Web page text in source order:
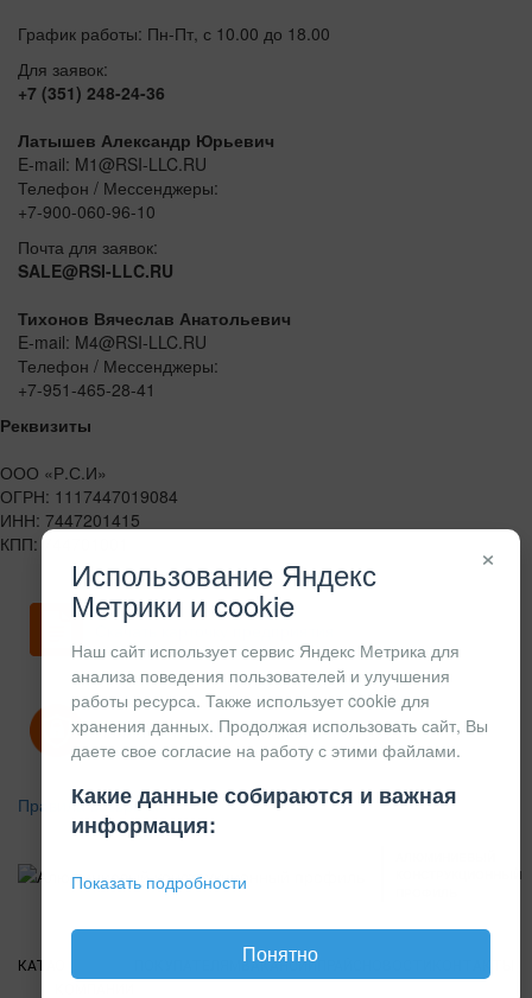
График работы: Пн-Пт, с 10.00 до 18.00
Для заявок:
+7 (351) 248-24-36
Латышев Александр Юрьевич
E-mail: M1@RSI-LLC.RU
Телефон / Мессенджеры:
+7-900-060-96-10
Почта для заявок:
SALE@RSI-LLC.RU
Тихонов Вячеслав Анатольевич
E-mail: M4@RSI-LLC.RU
Телефон / Мессенджеры:
+7-951-465-28-41
Реквизиты
ООО «Р.С.И»
ОГРН: 1117447019084
ИНН: 7447201415
КПП: 744701001
Скачать карточку предприятия
Политика конфиденциальности
Правила возврата
КОНСТРУКЦИОННЫЙ
КАТАЛОГ ВАКАНСИИ
×
Использование Яндекс
Метрики и cookie
Наш сайт использует сервис Яндекс Метрика для
анализа поведения пользователей и улучшения
работы ресурса. Также использует cookie для
хранения данных. Продолжая использовать сайт, Вы
даете свое согласие на работу с этими файлами.
Какие данные собираются и важная
информация:
Показать подробности
Понятно